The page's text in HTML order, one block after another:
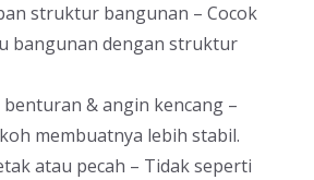
struktur bangunan – Cocok
bangunan dengan struktur
& angin kencang –
membuatnya lebih stabil.
atau pecah – Tidak seperti